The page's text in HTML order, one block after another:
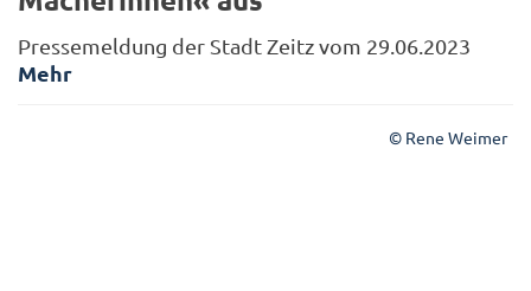
Pressemeldung der Stadt Zeitz vom 29.06.2023
Mehr
© Rene Weimer